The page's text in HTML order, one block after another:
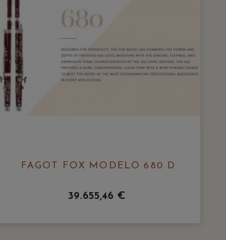
FAGOT FOX MODELO 680 D
39.655,46 €